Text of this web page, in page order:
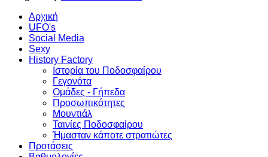
Αρχική
UFO's
Social Media
Sexy
History Factory
Ιστορία του Ποδοσφαίρου
Γεγονότα
Ομάδες - Γήπεδα
Προσωπικότητες
Μουντιάλ
Ταινίες Ποδοσφαίρου
Ήμασταν κάποτε στρατιώτες
Προτάσεις